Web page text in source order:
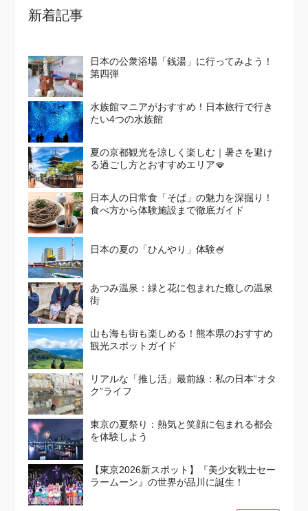
新着記事
日本の公衆浴場「銭湯」に行ってみよう！
第四弾
水族館マニアがおすすめ！日本旅行で行き
たい4つの水族館
夏の京都観光を涼しく楽しむ｜暑さを避け
る過ごし方とおすすめエリア🪭
日本人の日常食「そば」の魅力を深掘り！
食べ方から体験施設まで徹底ガイド
日本の夏の「ひんやり」体験🍧
あつみ温泉：緑と花に包まれた癒しの温泉
街
山も海も街も楽しめる！熊本県のおすすめ
観光スポットガイド
リアルな「推し活」最前線：私の日本“オタ
ク”ライフ
東京の夏祭り：熱気と笑顔に包まれる都会
を体験しよう
【東京2026新スポット】『美少女戦士セー
ラームーン』の世界が品川に誕生！